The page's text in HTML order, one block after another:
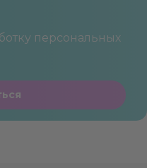
персональных